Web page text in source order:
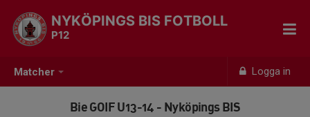
Matcher Logga in
NYKÖPINGS BIS FOTBOLL
P12
Bie GOIF U13-14 - Nyköpings BIS